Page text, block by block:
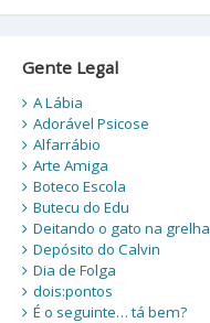
Gente Legal
A Lábia
Adorável Psicose
Alfarrábio
Arte Amiga
Boteco Escola
Butecu do Edu
Deitando o gato na grelha
Depósito do Calvin
Dia de Folga
dois:pontos
É o seguinte… tá bem?